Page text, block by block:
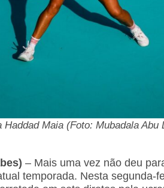
Haddad Maia (Foto: Mubadala Abu
– Mais uma vez não deu
temporada. Nesta segunda-